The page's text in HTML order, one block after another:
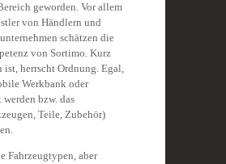
geworden. Vor allem
von Händlern und
schätzen die
von Sortimo. Kurz
ist, herrscht Ordnung. Egal,
Werkbank oder
bzw. das
Teile, Zubehör)
Fahrzeugtypen, aber